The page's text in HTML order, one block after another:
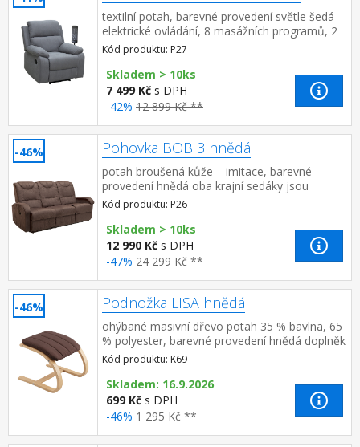
textilní potah, barevné provedení světle šedá
elektrické ovládání, 8 masážních programů, 2
stupně intenzity nastavení oblasti masáže
(zádová nebo bede...
Kód produktu: P27
Skladem > 10ks
7 499 Kč s DPH
-42% 12 899 Kč **
-46% Pohovka BOB 3 hnědá
potah broušená kůže – imitace, barevné
provedení hnědá oba krajní sedáky jsou
polohovací, střední je pevný výška sedu 46 cm,
výška opěradla ...
Kód produktu: P26
Skladem > 10ks
12 990 Kč s DPH
-47% 24 299 Kč **
-46% Podnožka LISA hnědá
ohýbané masivní dřevo potah 35 % bavlna, 65
% polyester, barevné provedení hnědá doplněk
ke křeslu LISA K68
Kód produktu: K69
Skladem: 16.9.2026
699 Kč s DPH
-46% 1 295 Kč **